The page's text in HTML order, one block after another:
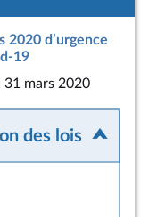
2020 d’urgence
19
mars 2020
des lois